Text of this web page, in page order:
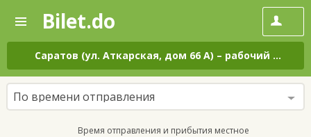
—
Поиск
и
покупка
билетов
на
автобус
онлайн
Bilet.do
Саратов (ул. Аткарская, дом 66 А) – рабочий Мокроус п. (ул. Центральная, 37)
По времени отправления
Время отправления и прибытия местное